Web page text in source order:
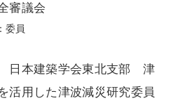
審議会
委員
日本建築学会東北支部 津
活用した津波減災研究委員